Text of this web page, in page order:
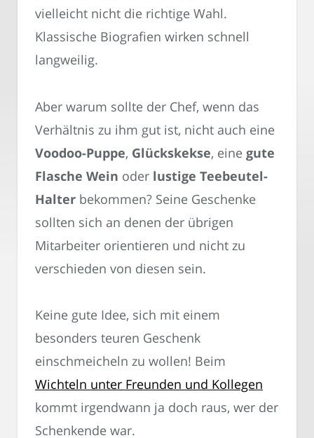
vielleicht nicht die richtige Wahl.
Klassische Biografien wirken schnell
langweilig.
Aber warum sollte der Chef, wenn das
Verhältnis zu ihm gut ist, nicht auch eine
Voodoo-Puppe, Glückskekse, eine gute
Flasche Wein oder lustige Teebeutel-
Halter bekommen? Seine Geschenke
sollten sich an denen der übrigen
Mitarbeiter orientieren und nicht zu
verschieden von diesen sein.
Keine gute Idee, sich mit einem
besonders teuren Geschenk
einschmeicheln zu wollen! Beim
Wichteln unter Freunden und Kollegen
kommt irgendwann ja doch raus, wer der
Schenkende war.